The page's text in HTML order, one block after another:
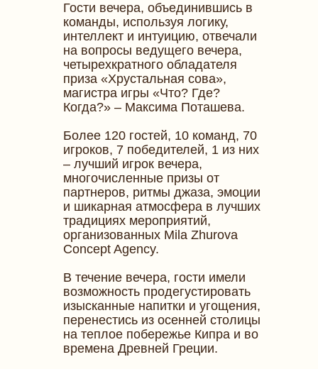
Гости вечера, объединившись в
команды, используя логику,
интеллект и интуицию, отвечали
на вопросы ведущего вечера,
четырехкратного обладателя
приза «Хрустальная сова»,
магистра игры «Что? Где?
Когда?» – Максима Поташева.
Более 120 гостей, 10 команд, 70
игроков, 7 победителей, 1 из них
– лучший игрок вечера,
многочисленные призы от
партнеров, ритмы джаза, эмоции
и шикарная атмосфера в лучших
традициях мероприятий,
организованных Mila Zhurova
Concept Agency.
В течение вечера, гости имели
возможность продегустировать
изысканные напитки и угощения,
перенестись из осенней столицы
на теплое побережье Кипра и во
времена Древней Греции.